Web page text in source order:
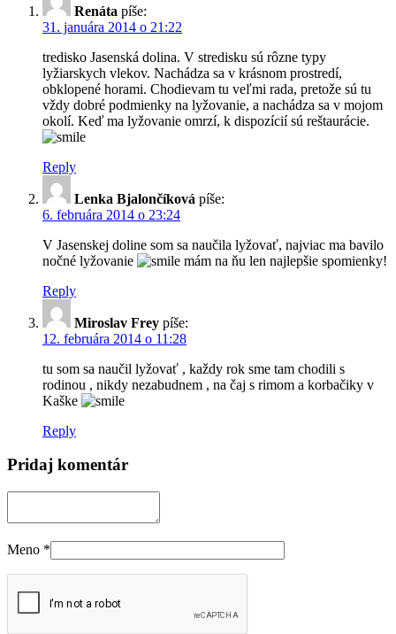
Renáta píše:
31. januára 2014 o 21:22
tredisko Jasenská dolina. V stredisku sú rôzne typy
lyžiarskych vlekov. Nachádza sa v krásnom prostredí,
obklopené horami. Chodievam tu veľmi rada, pretože sú tu
vždy dobré podmienky na lyžovanie, a nachádza sa v mojom
okolí. Keď ma lyžovanie omrzí, k dispozícií sú reštaurácie.
Reply
Lenka Bjalončíková píše:
6. februára 2014 o 23:24
V Jasenskej doline som sa naučila lyžovať, najviac ma bavilo
nočné lyžovanie
mám na ňu len najlepšie spomienky!
Reply
Miroslav Frey píše:
12. februára 2014 o 11:28
tu som sa naučil lyžovať , každy rok sme tam chodili s
rodinou , nikdy nezabudnem , na čaj s rimom a korbačiky v
Kaške
Reply
Pridaj komentár
Meno *